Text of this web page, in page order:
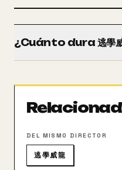
¿Cuánto dura 逃學
DEL MISMO DIRECTOR
逃學威龍